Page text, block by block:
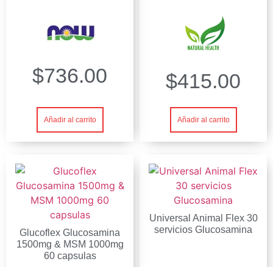
$736.00
Añadir al carrito
$415.00
Añadir al carrito
Glucoflex Glucosamina
1500mg & MSM 1000mg
60 capsulas
Universal Animal Flex 30
servicios Glucosamina